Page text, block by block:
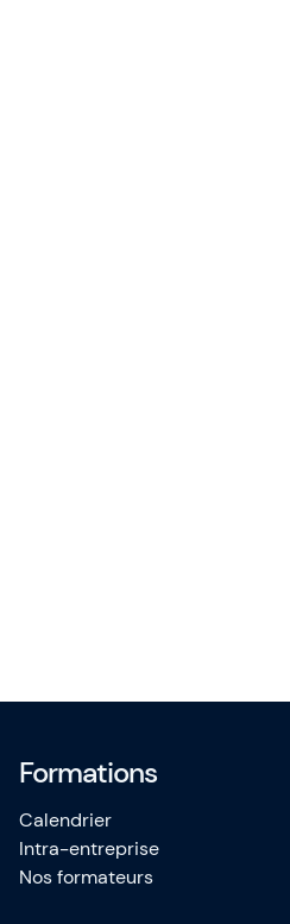
Formations
Calendrier
Intra-entreprise
Nos formateurs